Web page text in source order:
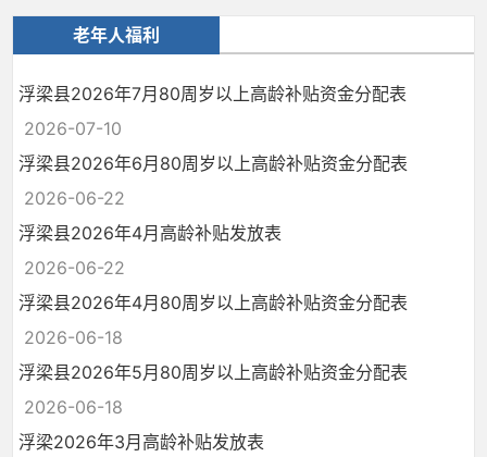
老年人福利
浮梁县2026年7月80周岁以上高龄补贴资金分配表
2026-07-10
浮梁县2026年6月80周岁以上高龄补贴资金分配表
2026-06-22
浮梁县2026年4月高龄补贴发放表
2026-06-22
浮梁县2026年4月80周岁以上高龄补贴资金分配表
2026-06-18
浮梁县2026年5月80周岁以上高龄补贴资金分配表
2026-06-18
浮梁2026年3月高龄补贴发放表